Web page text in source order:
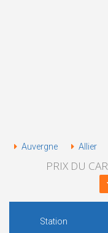
Auvergne Allier
PRIX DU
Station